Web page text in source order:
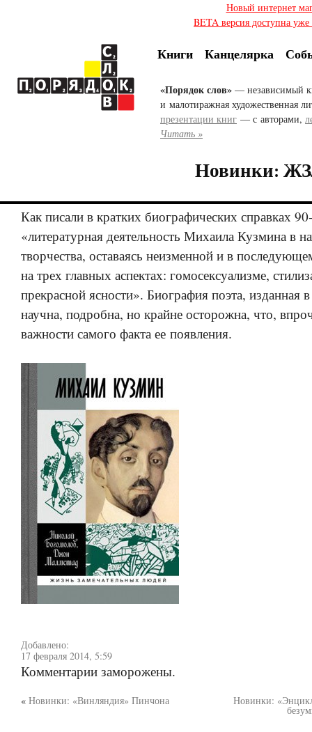
Новый интернет
BETA версия доступна
Книги Канцелярка
«Порядок слов» — независимый
и малотиражная художественная
презентации книг — с авторами,
Читать »
Новинки:
Как писали в кратких биографических справках
«литературная деятельность Михаила Кузмина в
творчества, оставаясь неизменной и в
на трех главных аспектах: гомосексуализме,
прекрасной ясности». Биография поэта, изданная
научна, подробна, но крайне осторожна, что,
важности самого факта ее появления.
Добавлено:
17 февраля 2014, 5:59
Комментарии заморожены.
« Новинки: «Винляндия» Пинчона Новинки: